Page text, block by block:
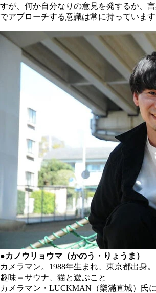
すが、何か自分なりの意見を発するか、
でアプローチする意識は常に持っています
●カノウリョウマ（かのう・りょうま）
カメラマン。1988年生まれ、東京都出身
趣味＝サウナ、猫と遊ぶこと
カメラマン・LUCKMAN（樂滿直城）氏